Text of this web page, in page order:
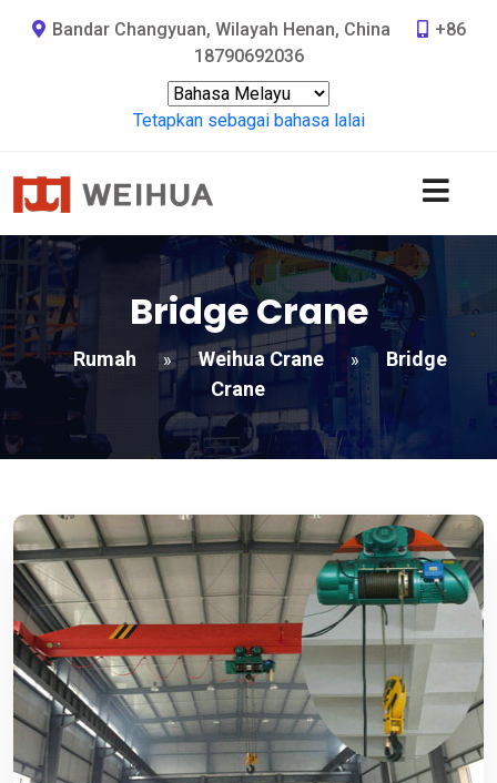
Bandar Changyuan, Wilayah Henan, China
+86
18790692036
Tetapkan sebagai bahasa lalai
Bridge Crane
Rumah » Weihua Crane »
Bridge
Crane